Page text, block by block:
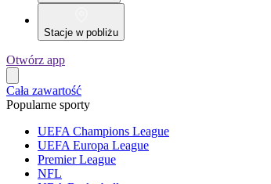
Stacje w pobliżu
Otwórz app
Cała zawartość
Popularne sporty
UEFA Champions League
UEFA Europa League
Premier League
NFL